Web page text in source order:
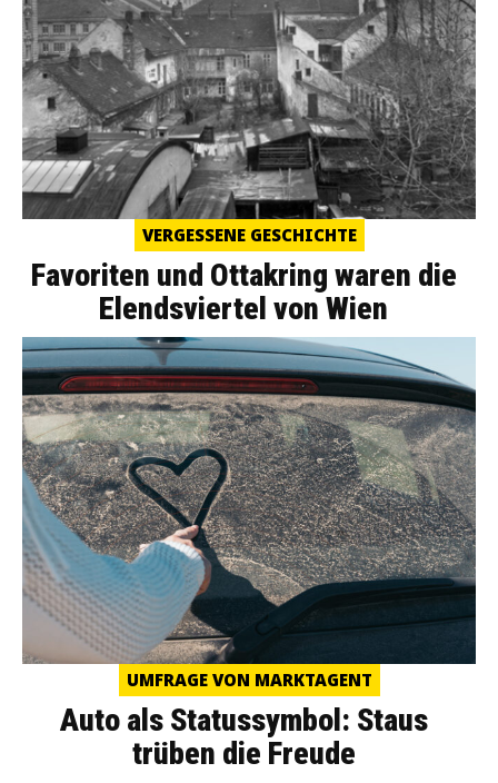
VERGESSENE GESCHICHTE
Favoriten und Ottakring waren die
Elendsviertel von Wien
UMFRAGE VON MARKTAGENT
Auto als Statussymbol: Staus
trüben die Freude